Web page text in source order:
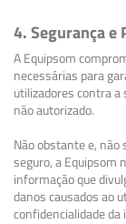
4. Segurança e
A Equipsom
necessárias para
utilizadores contra a
não autorizado.
Não obstante e, não
seguro, a Equipsom
informação que
danos causados ao
confidencialidade da